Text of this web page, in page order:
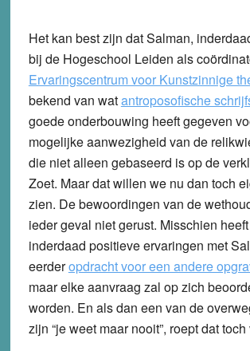
Het kan best zijn dat Salman,
bij de Hogeschool Leiden als
Ervaringscentrum voor Kunstzinnige
bekend van watantroposofische
goede onderbouwing heeft gegeven
mogelijke aanwezigheid van de
die niet alleen gebaseerd is op de
Zoet. Maar dat willen we nu dan toch
zien. De bewoordingen van de
ieder geval niet gerust. Misschien
inderdaad positieve ervaringen met
eerderopdracht voor een andere
maar elke aanvraag zal op zich
worden. En als dan een van de
zijn “je weet maar nooit”, roept dat